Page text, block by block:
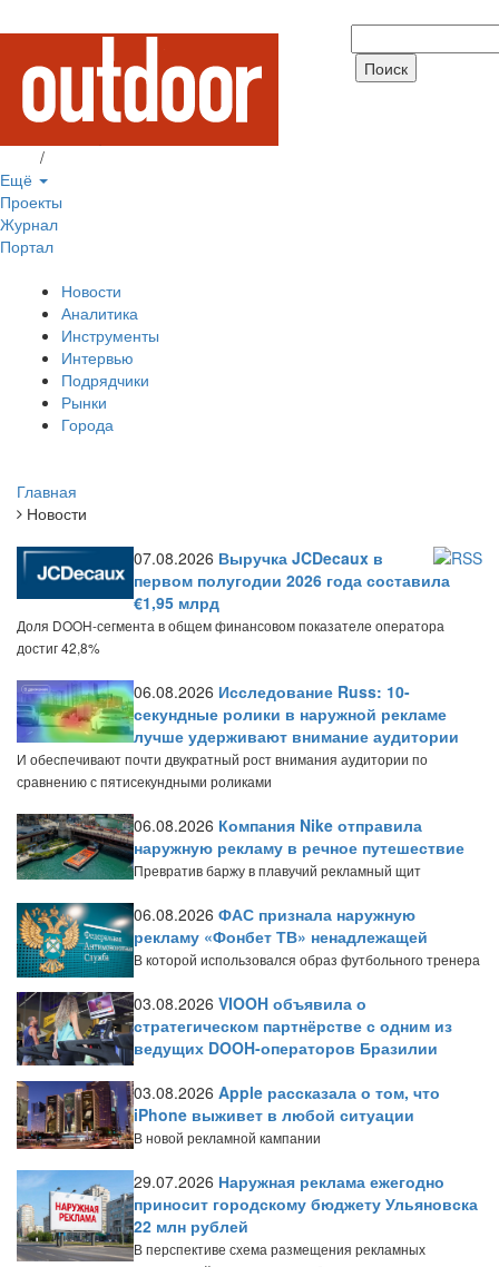
/
Ещё
Проекты
Журнал
Портал
Новости
Аналитика
Инструменты
Интервью
Подрядчики
Рынки
Города
Главная
Новости
07.08.2026 Выручка JCDecaux в
первом полугодии 2026 года составила
€1,95 млрд
Доля DOOH-сегмента в общем финансовом показателе оператора
достиг 42,8%
06.08.2026 Исследование Russ: 10-
секундные ролики в наружной рекламе
лучше удерживают внимание аудитории
И обеспечивают почти двукратный рост внимания аудитории по
сравнению с пятисекундными роликами
06.08.2026 Компания Nike отправила
наружную рекламу в речное путешествие
Превратив баржу в плавучий рекламный щит
06.08.2026 ФАС признала наружную
рекламу «Фонбет ТВ» ненадлежащей
В которой использовался образ футбольного тренера
03.08.2026 VIOOH объявила о
стратегическом партнёрстве с одним из
ведущих DOOH-операторов Бразилии
03.08.2026 Apple рассказала о том, что
iPhone выживет в любой ситуации
В новой рекламной кампании
29.07.2026 Наружная реклама ежегодно
приносит городскому бюджету Ульяновска
22 млн рублей
В перспективе схема размещения рекламных